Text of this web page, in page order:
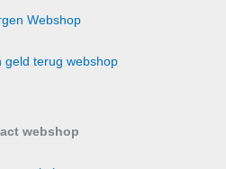
Webshop
geld terug webshop
webshop